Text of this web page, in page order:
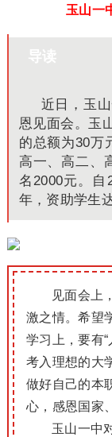
玉山一
导读
近日，玉
恩见面会。玉
的总额为30万
高一、高二、
名2000元。自
年，资助学生
见面会上
激之情。希望
学习上，要有
考入理想的大
做好自己的本
心，感恩国家
玉山一中